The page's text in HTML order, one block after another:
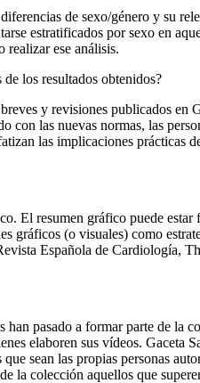
de sexo/género y su
estratificados por sexo en
realizar ese análisis.
los resultados obtenidos?
y revisiones publicados en
las nuevas normas, las
las implicaciones prácticas
El resumen gráfico puede
gráficos (o visuales) como
Española de Cardiología,
pasado a formar parte de la
elaboren sus vídeos. Gaceta
sean las propias personas
la colección aquellos que